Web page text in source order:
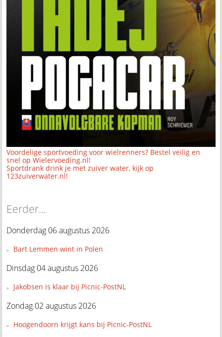
Voordelige sportvoeding voor wielrenners? Bestel veilig en
snel op Wielervoeding.nl!
Sportdrank drink je met zuiver water, kijk op
123zuiverwater.nl!
Eerder...
Donderdag 06 augustus 2026
Bart Lemmen wint in Polen
Dinsdag 04 augustus 2026
Jakobsen is klaar bij Picnic-PostNL
Zondag 02 augustus 2026
Hoogendoorn krijgt kans bij Picnic-PostNL